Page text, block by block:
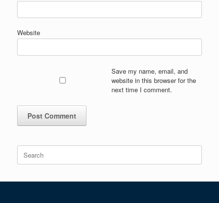
Website
Save my name, email, and
website in this browser for the
next time I comment.
Search
for: